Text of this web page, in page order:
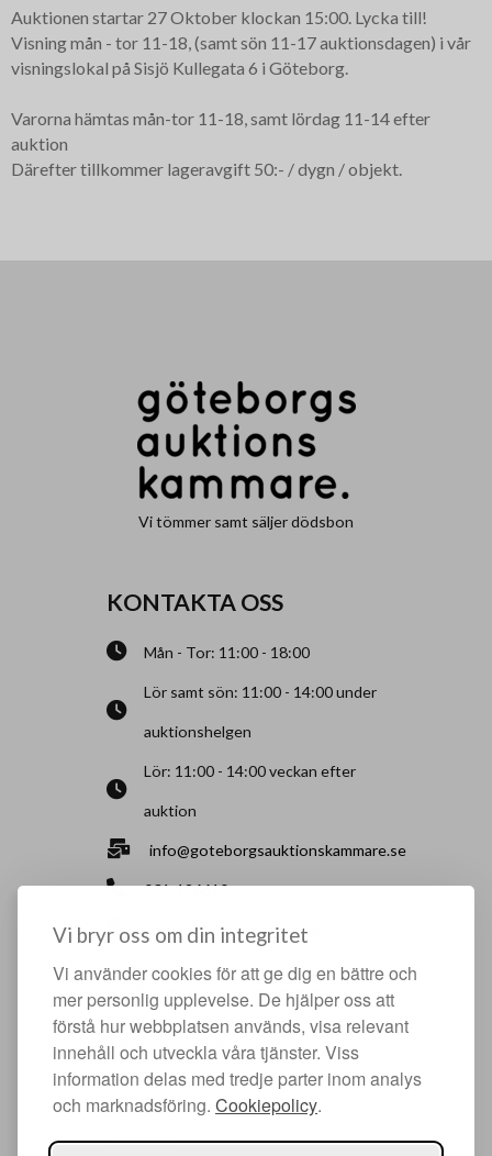
Vi bryr oss om din integritet
Vi använder cookies för att ge dig en bättre och
mer personlig upplevelse. De hjälper oss att
förstå hur webbplatsen används, visa relevant
innehåll och utveckla våra tjänster. Viss
information delas med tredje parter inom analys
och marknadsföring. Cookiepolicy.
Auktionen startar 27 Oktober klockan 15:00. Lycka till!
Visning mån - tor 11-18, (samt sön 11-17 auktionsdagen) i vår
visningslokal på Sisjö Kullegata 6 i Göteborg.
Varorna hämtas mån-tor 11-18, samt lördag 11-14 efter
auktion
Därefter tillkommer lageravgift 50:- / dygn / objekt.
Vi tömmer samt säljer dödsbon
KONTAKTA OSS
Mån - Tor: 11:00 - 18:00
Lör samt sön: 11:00 - 14:00 under
auktionshelgen
Lör: 11:00 - 14:00 veckan efter
auktion
info@goteborgsauktionskammare.se
031-126610
Sisjö Kullegata 6, 436 32 Askim
HJÄLPFULLA SIDOR
Något du vill sälja?
Att köpa hos oss
Om oss
Facebook